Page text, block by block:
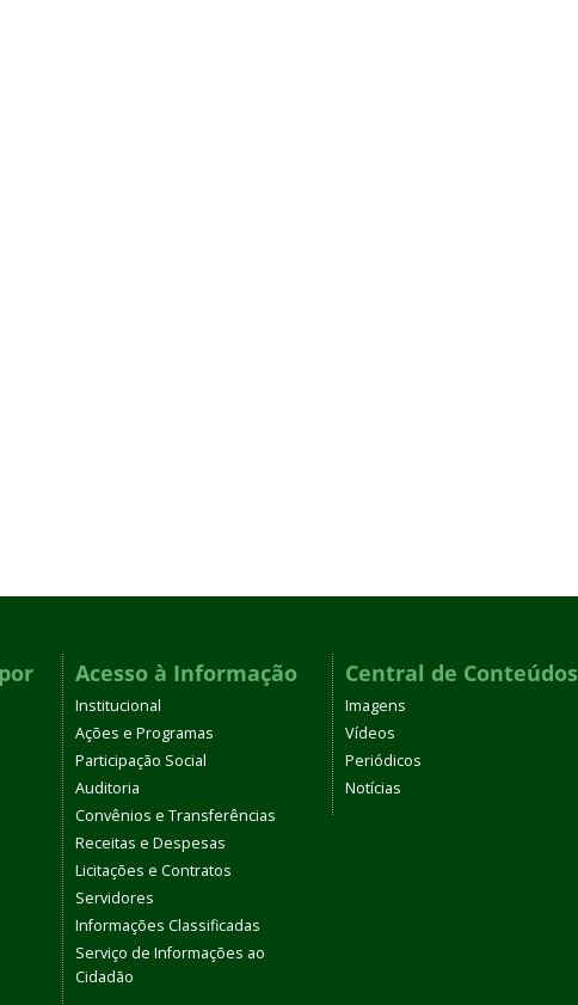
Acesso à Informação
Institucional
Ações e Programas
Participação Social
Auditoria
Convênios e Transferências
Receitas e Despesas
Licitações e Contratos
Servidores
Informações Classificadas
Serviço de Informações ao
Cidadão
Central de Conteúdos
Imagens
Vídeos
Periódicos
Notícias